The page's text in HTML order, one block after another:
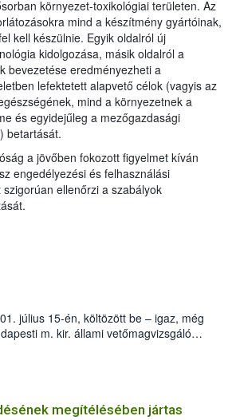
környezet-toxikológiai területen. Az
mind a készítmény gyártóinak,
kell készülnie. Egyik oldalról új
kidolgozása, másik oldalról a
bevezetése eredményezheti a
lefektetett alapvető célok (vagyis az
mind a környezetnek a
és egyidejűleg a mezőgazdasági
betartását.
a jövőben fokozott figyelmet kíván
engedélyezési és felhasználási
ellenőrzi a szabályok
július 15-én, költözött be – igaz, még
m. kir. állami vetőmagvizsgáló
15. szám alatti, Czigler Győző által
megítélésében jártas